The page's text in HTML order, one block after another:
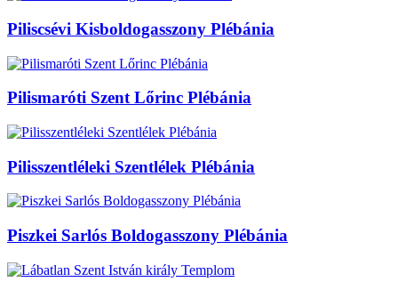
Piliscsévi Kisboldogasszony Plébánia
Pilismaróti Szent Lőrinc Plébánia
Pilisszentléleki Szentlélek Plébánia
Piszkei Sarlós Boldogasszony Plébánia